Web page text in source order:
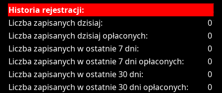
Historia rejestracji:
Liczba zapisanych dzisiaj:
0
Liczba zapisanych dzisiaj opłaconych:
0
Liczba zapisanych w ostatnie 7 dni:
0
Liczba zapisanych w ostatnie 7 dni opłaconych:
0
Liczba zapisanych w ostatnie 30 dni:
0
Liczba zapisanych w ostatnie 30 dni opłaconych:
0